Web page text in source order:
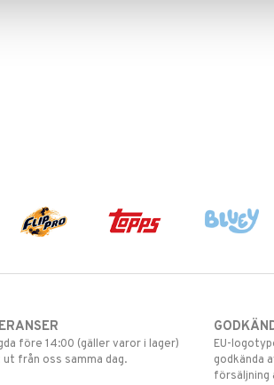
före 14:00 (gäller varor i lager)
från oss samma dag.
EU-
godkända
försäljning